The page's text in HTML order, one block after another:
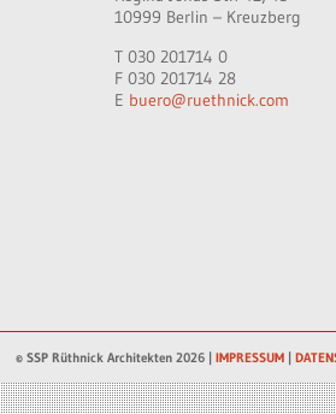
10999 Berlin – Kreuzberg
T 030 201714 0
F 030 201714 28
E buero@ruethnick.com
© SSP Rüthnick Architekten 2026 | IMPRESSUM |